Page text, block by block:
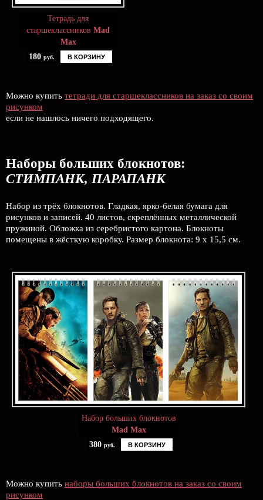
Тетрадь для
старшеклассников Mad
Max
180 руб. В КОРЗИНУ
Можно купить тетради для старшеклассников на заказ со своим
рисунком
если не нашлось ничего подходящего.
Наборы больших блокнотов:
СТИМПАНК, ПАРАПАНК
Набор из трёх блокнотов. Гладкая, ярко-белая бумага для
рисунков и записей. 40 листов, скреплённых металлической
пружиной. Обложка из серебристого картона. Блокноты
помещены в жёсткую коробку. Размер блокнота: 9 х 15,5 см.
Набор больших блокнотов
Mad Max
380 руб. В КОРЗИНУ
Можно купить наборы больших блокнотов на заказ со своим
рисунком